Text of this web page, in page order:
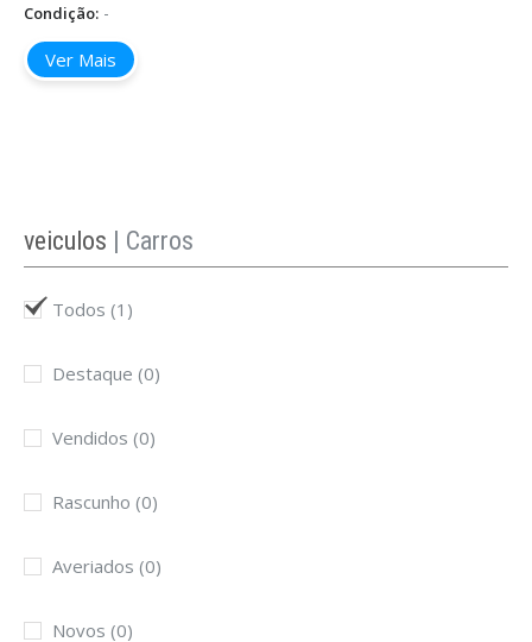
Condição: -
Ver Mais
veiculos | Carros
Todos (1)
Destaque (0)
Vendidos (0)
Rascunho (0)
Averiados (0)
Novos (0)